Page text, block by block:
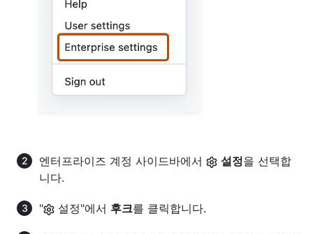
엔터프라이즈 계정 사이드바에서 설정을 선택합
니다.
" 설정"에서 후크를 클릭합니다.